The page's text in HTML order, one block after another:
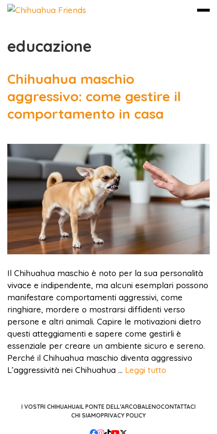
Vaieducazione
Chihuahua maschio
aggressivo: come gestire il
comportamento in casa
Il Chihuahua maschio è noto per la sua personalità
vivace e indipendente, ma alcuni esemplari possono
manifestare comportamenti aggressivi, come
ringhiare, mordere o mostrarsi diffidenti verso
persone e altri animali. Capire le motivazioni dietro
questi atteggiamenti e sapere come gestirli è
essenziale per creare un ambiente sicuro e sereno.
Perché il Chihuahua maschio diventa aggressivo
L’aggressività nei Chihuahua … Leggi tutto
I VOSTRI CHIHUAHUAIL PONTE DELL’ARCOBALENOCONTATTACI
CHI SIAMOPRIVACY POLICY